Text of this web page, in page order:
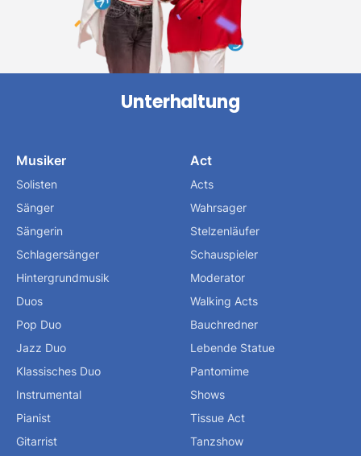
Unterhaltung
Musiker
Solisten
Sänger
Sängerin
Schlagersänger
Hintergrundmusik
Duos
Pop Duo
Jazz Duo
Klassisches Duo
Instrumental
Pianist
Gitarrist
Act
Acts
Wahrsager
Stelzenläufer
Schauspieler
Moderator
Walking Acts
Bauchredner
Lebende Statue
Pantomime
Shows
Tissue Act
Tanzshow